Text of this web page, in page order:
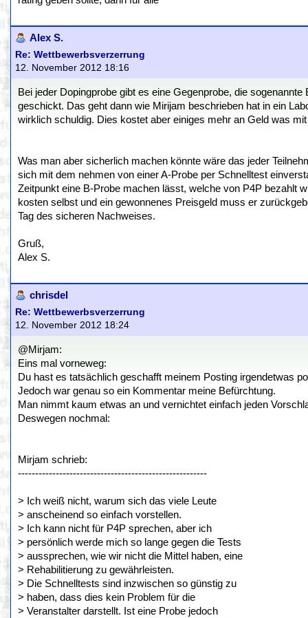
Alex S.
Re: Wettbewerbsverzerrung
12. November 2012 18:16
Bei jeder Dopingprobe gibt es eine Gegenprobe, die
geschickt. Das geht dann wie Mirijam beschrieben hat in ein
wirklich schuldig. Dies kostet aber einiges mehr an Geld was
Was man aber sicherlich machen könnte wäre das jeder
sich mit dem nehmen von einer A-Probe per Schnelltest
Zeitpunkt eine B-Probe machen lässt, welche von P4P bezahlt
kosten selbst und ein gewonnenes Preisgeld muss er
Tag des sicheren Nachweises.
Gruß,
Alex S.
chrisdel
Re: Wettbewerbsverzerrung
12. November 2012 18:24
@Mirjam:
Eins mal vorneweg:
Du hast es tatsächlich geschafft meinem Posting irgendetwas
Jedoch war genau so ein Kommentar meine Befürchtung.
Man nimmt kaum etwas an und vernichtet einfach jeden
Deswegen nochmal:
Mirjam schrieb:
-------------------------------------------------------
> Ich weiß nicht, warum sich das viele Leute
> anscheinend so einfach vorstellen.
> Ich kann nicht für P4P sprechen, aber ich
> persönlich werde mich so lange gegen die Tests
> aussprechen, wie wir nicht die Mittel haben, eine
> Rehabilitierung zu gewährleisten.
> Die Schnelltests sind inzwischen so günstig zu
> haben, dass dies kein Problem für die
> Veranstalter darstellt. Ist eine Probe jedoch